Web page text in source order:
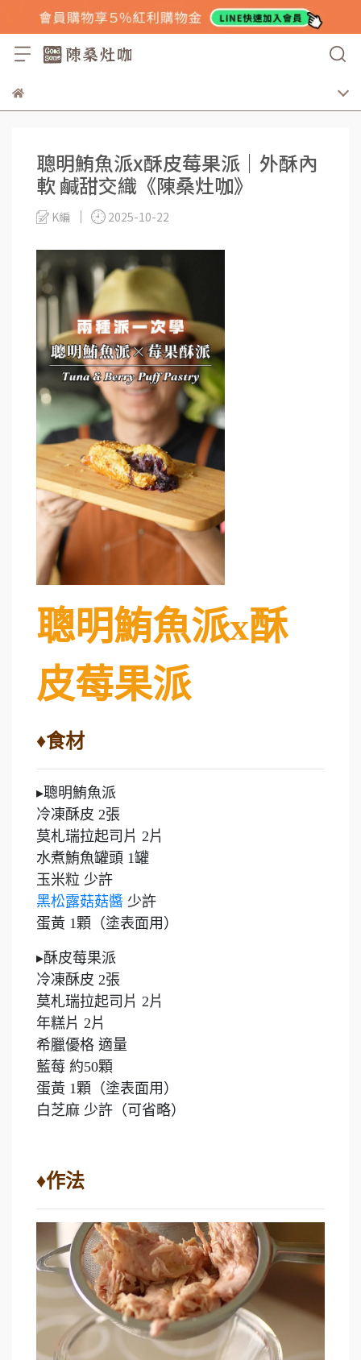
聰明鮪魚派x酥皮莓果派｜外酥內
軟 鹹甜交織《陳桑灶咖》
K編 2025-10-22
聰明鮪魚派x酥
皮莓果派
♦食材
▸聰明鮪魚派
冷凍酥皮 2張
莫札瑞拉起司片 2片
水煮鮪魚罐頭 1罐
玉米粒 少許
黑松露菇菇醬 少許
蛋黃 1顆（塗表面用）
▸酥皮莓果派
冷凍酥皮 2張
莫札瑞拉起司片 2片
年糕片 2片
希臘優格 適量
藍莓 約50顆
蛋黃 1顆（塗表面用）
白芝麻 少許（可省略）
♦作法